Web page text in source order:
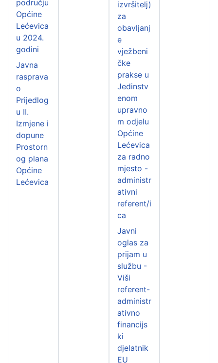
području
Općine
Lećevica
u 2024.
godini
Javna
rasprava
o
Prijedlog
u II.
Izmjene i
dopune
Prostorn
og plana
Općine
Lećevica
izvršitelj)
za
obavljanj
e
vježbeni
čke
prakse u
Jedinstv
enom
upravno
m odjelu
Općine
Lećevica
za radno
mjesto -
administr
ativni
referent/i
ca
Javni
oglas za
prijam u
službu -
Viši
referent-
administr
ativno
financijs
ki
djelatnik
EU